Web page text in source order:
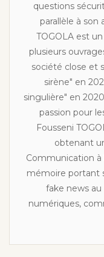
questions
parallèle à son
TOGOLA est
plusieurs
société close et
sirène" en
singulière" en
passion pour
Fousseni
obtenant
Communication à
mémoire portant
fake news
numériques,